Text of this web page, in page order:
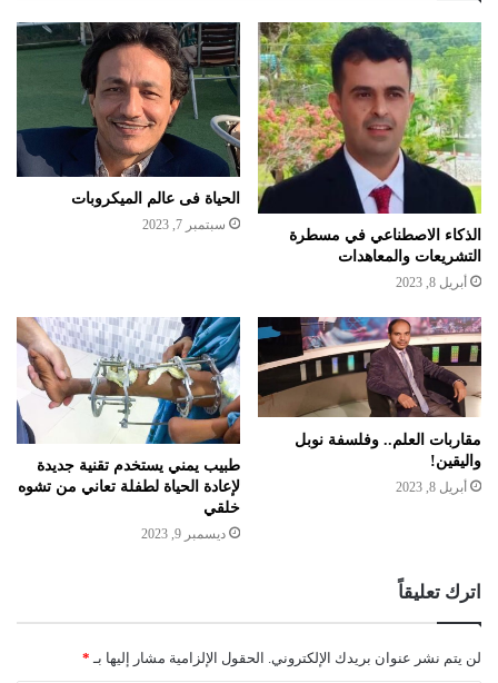
الذكاء الاصطناعي في مسطرة
التشريعات والمعاهدات
أبريل 8, 2023
الحياة فى عالم الميكروبات
سبتمبر 7, 2023
مقاربات العلم.. وفلسفة نوبل
واليقين!
أبريل 8, 2023
طبيب يمني يستخدم تقنية جديدة
لإعادة الحياة لطفلة تعاني من تشوه
خلقي
ديسمبر 9, 2023
اترك تعليقاً
لن يتم نشر عنوان بريدك الإلكتروني. الحقول الإلزامية مشار إليها بـ *